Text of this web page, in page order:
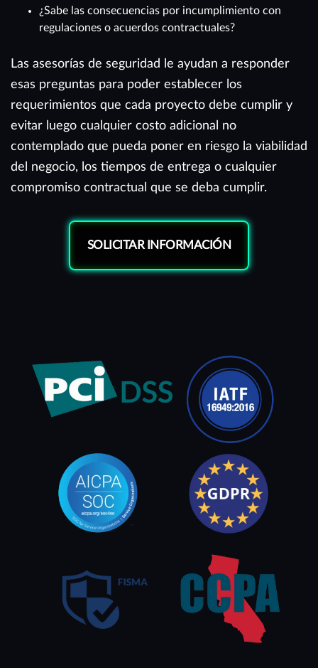
¿Sabe las consecuencias por incumplimiento con
regulaciones o acuerdos contractuales?
Las asesorías de seguridad le ayudan a responder
esas preguntas para poder establecer los
requerimientos que cada proyecto debe cumplir y
evitar luego cualquier costo adicional no
contemplado que pueda poner en riesgo la viabilidad
del negocio, los tiempos de entrega o cualquier
compromiso contractual que se deba cumplir.
SOLICITAR INFORMACIÓN